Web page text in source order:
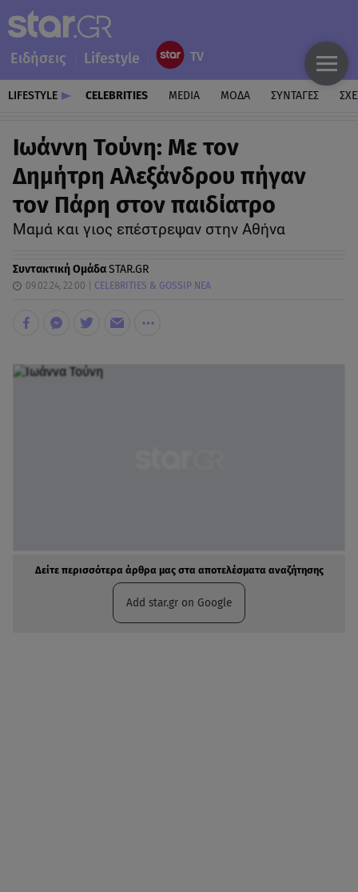
Ειδήσεις Lifestyle
LIFESTYLE CELEBRITIES MEDIA ΜΟΔΑ ΣΥΝΤΑΓΕΣ
Ιωάννη Τούνη: Με τον
Δημήτρη Αλεξάνδρου πήγαν
τον Πάρη στον παιδίατρο
Μαμά και γιος επέστρεψαν στην Αθήνα
Συντακτική ΟμάδαSTAR.GR
09.02.24, 22:00 CELEBRITIES & GOSSIP ΝΕΑ
Δείτε περισσότερα άρθρα μας στα αποτελέσματα αναζήτησης
Add star.gr on Google